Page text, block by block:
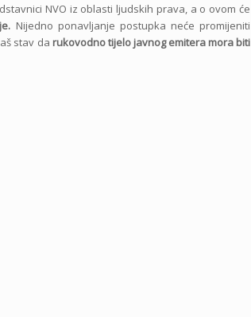
NVO iz oblasti ljudskih prava, a o ovom će
Nijedno ponavljanje postupka neće promijeniti
stav da rukovodno tijelo javnog emitera mora biti